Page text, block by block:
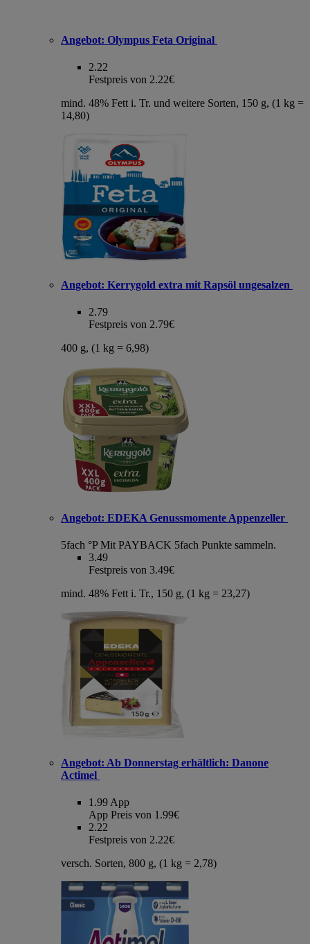
Angebot: Olympus Feta Original
2.22
Festpreis von 2.22€
mind. 48% Fett i. Tr. und weitere Sorten, 150 g, (1 kg =
14,80)
Angebot: Kerrygold extra mit Rapsöl ungesalzen
2.79
Festpreis von 2.79€
400 g, (1 kg = 6,98)
Angebot: EDEKA Genussmomente Appenzeller
5fach °P Mit PAYBACK 5fach Punkte sammeln.
3.49
Festpreis von 3.49€
mind. 48% Fett i. Tr., 150 g, (1 kg = 23,27)
Angebot: Ab Donnerstag erhältlich: Danone
Actimel
1.99App
App Preis von 1.99€
2.22
Festpreis von 2.22€
versch. Sorten, 800 g, (1 kg = 2,78)